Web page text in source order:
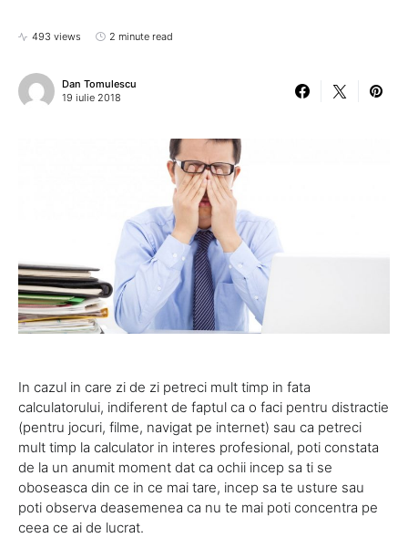
493 views 2 minute read
Dan Tomulescu
19 iulie 2018
In cazul in care zi de zi petreci mult timp in fata
calculatorului, indiferent de faptul ca o faci pentru distractie
(pentru jocuri, filme, navigat pe internet) sau ca petreci
mult timp la calculator in interes profesional, poti constata
de la un anumit moment dat ca ochii incep sa ti se
oboseasca din ce in ce mai tare, incep sa te usture sau
poti observa deasemenea ca nu te mai poti concentra pe
ceea ce ai de lucrat.